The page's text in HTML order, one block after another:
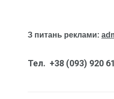
З питань реклами:
Тел. +38 (093) 920